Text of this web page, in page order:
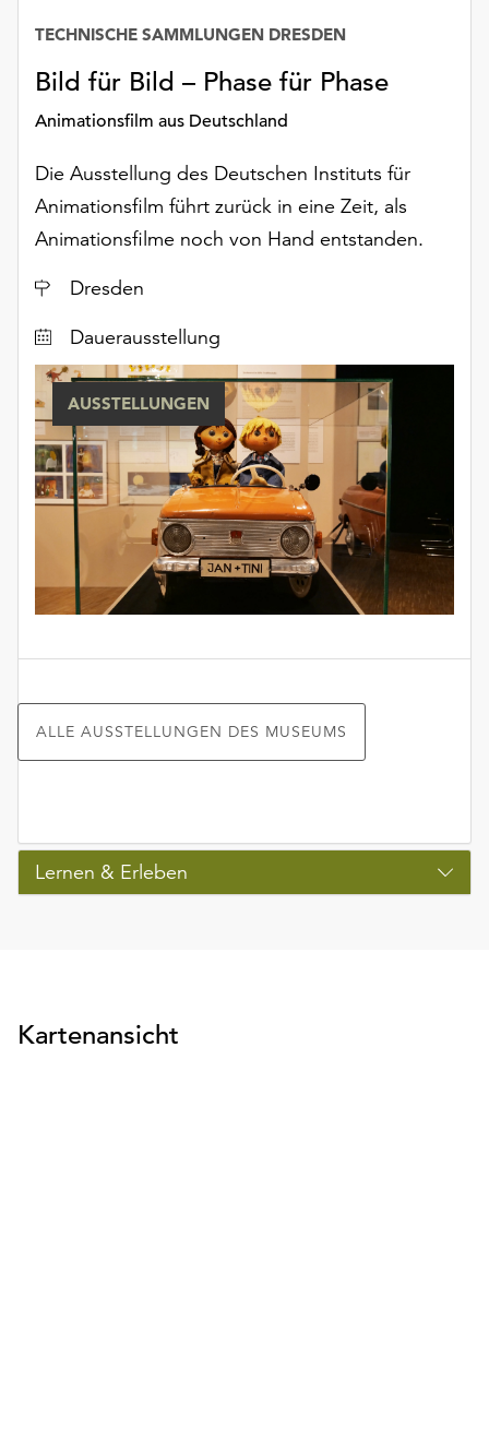
Bild für Bild – Phase für Phase
Animationsfilm aus Deutschland
TECHNISCHE SAMMLUNGEN DRESDEN
Die Ausstellung des Deutschen Instituts für
Animationsfilm führt zurück in eine Zeit, als
Animationsfilme noch von Hand entstanden.
Ort
Dresden
Datum
Dauerausstellung
AUSSTELLUNGEN
ALLE AUSSTELLUNGEN DES MUSEUMS
Lernen & Erleben
Kartenansicht